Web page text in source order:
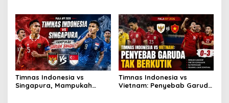
Timnas Indonesia vs
Singapura, Mampukah
Timnas Indonesia vs
Vietnam: Penyebab Garuda